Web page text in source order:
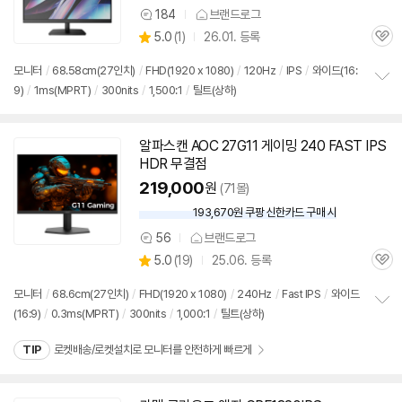
상
품
견
184 브랜드로그
별
점
5.0 (상
리
뷰
1) 26.01. 등록
관
모니터 / 68.58cm(27인치) / FHD(1920 x 1080) / 120Hz / IPS / 와이드(16:
9) / 1ms(MPRT) / 300nits / 1,500:1 / 틸트(상하)
치
알파스캔 AOC 27G11 게이밍 240 FAST IPS
HDR 무결점
219,000원 (71몰)
우
할
인
193,670원 쿠팡 신한카드 구매 시
상
품
견
56 브랜드로그
별
점
5.0 (상
리
뷰
19) 25.06. 등록
관
모니터 / 68.6cm(27인치) / FHD(1920 x 1080) / 240Hz / Fast IPS / 와이드
(16:9) / 0.3ms(MPRT) / 300nits / 1,000:1 / 틸트(상하)
TIP 로켓배송/로켓설치로 모니터를 안전하게 빠르게